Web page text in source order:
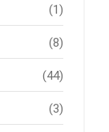
(1)
(8)
(44)
(3)